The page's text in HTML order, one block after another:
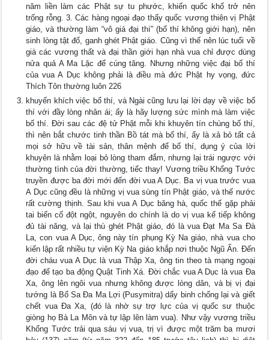
năm liền làm các Phật sự tu phước, khiến quốc khố trở nên
trống rỗng. 3. Các hàng ngoại đạo thấy quốc vương thiên vị Phật
giáo, và thường làm “vô giá đại thí” (bố thí không giới hạn), nên
sinh lòng tật đố, ganh ghét Phật giáo. Cũng vì thế nên lúc tuổi về
già các vương thất và đại thần giới hạn nhà vua chỉ được dùng
nửa quả A Ma Lặc để cúng tăng. Nhưng những việc đại bố thí
của vua A Dục không phải là điều mà đức Phật hy vọng, đức
Thích Tôn thường luôn 226
khuyến khích việc bố thí, và Ngài cũng lưu lại lời dạy về việc bố
thí với đầy lòng nhân ái; ấy là hãy lượng sức mình mà làm việc
bố thí. Ðời sau các đệ tử Phật mỗi khi khuyên tín chúng bố thí,
thì nên bắt chước tinh thần Bồ tát mà bố thí, ấy là xả bỏ tất cả
mọi sở hữu về tài sản, thân mệnh để bố thí, dụng ý của lời
khuyên là nhằm loại bỏ lòng tham đắm, nhưng lại trái ngược với
thường tình của đời thường, tiếc thay! Vương triều Khổng Tước
truyền được ba đời mới đến đời vua A Dục. Ba vị vua trước vua
A Dục cũng đều là những vị vua sùng tín Phật giáo, và thế nước
rất cường thịnh. Sau khi vua A Dục băng hà, quốc thế gặp phải
tai biến cố đột ngột, nguyên do chính là do vị vua kế tiếp không
đủ tài năng, và lại thù ghét Phật giáo, đó là vua Ðạt Ma Sa Ðà
La, con vua A Dục, ông này tín phụng Kỳ Na giáo, nhà vua cho
kiến lập rất nhiều tự viện Kỳ Na giáo khắp nơi thuộc Ngũ Ấn. Ðến
đời cháu vua A Dục là vua Thập Xa, ông tin theo tà mạng ngoại
đạo để tạo ba động Quật Tinh Xá. Ðời chắc vua A Dục là vua Ða
Xa, ông lên ngôi vua nhưng không được lòng dân, và bị vị đại
tướng là Bổ Sa Ða Ma Lợi (Pusymitra) dấy binh chống lại và giết
chết vua Ða Xa, (đó là nhờ sự trợ lực của vị quốc sư thuộc
giòng họ Bà La Môn và tự lập lên làm vua). Như vậy vương triều
Khổng Tước trải qua sáu vị vua, trị vì được một trăm ba mươi